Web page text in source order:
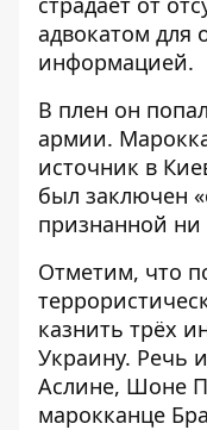
адвокатом для
информацией.
В плен он
армии.
источник в
был заключен
признанной
Отметим, что
казнить трёх
Украину. Речь
Аслине, Шоне
марокканце